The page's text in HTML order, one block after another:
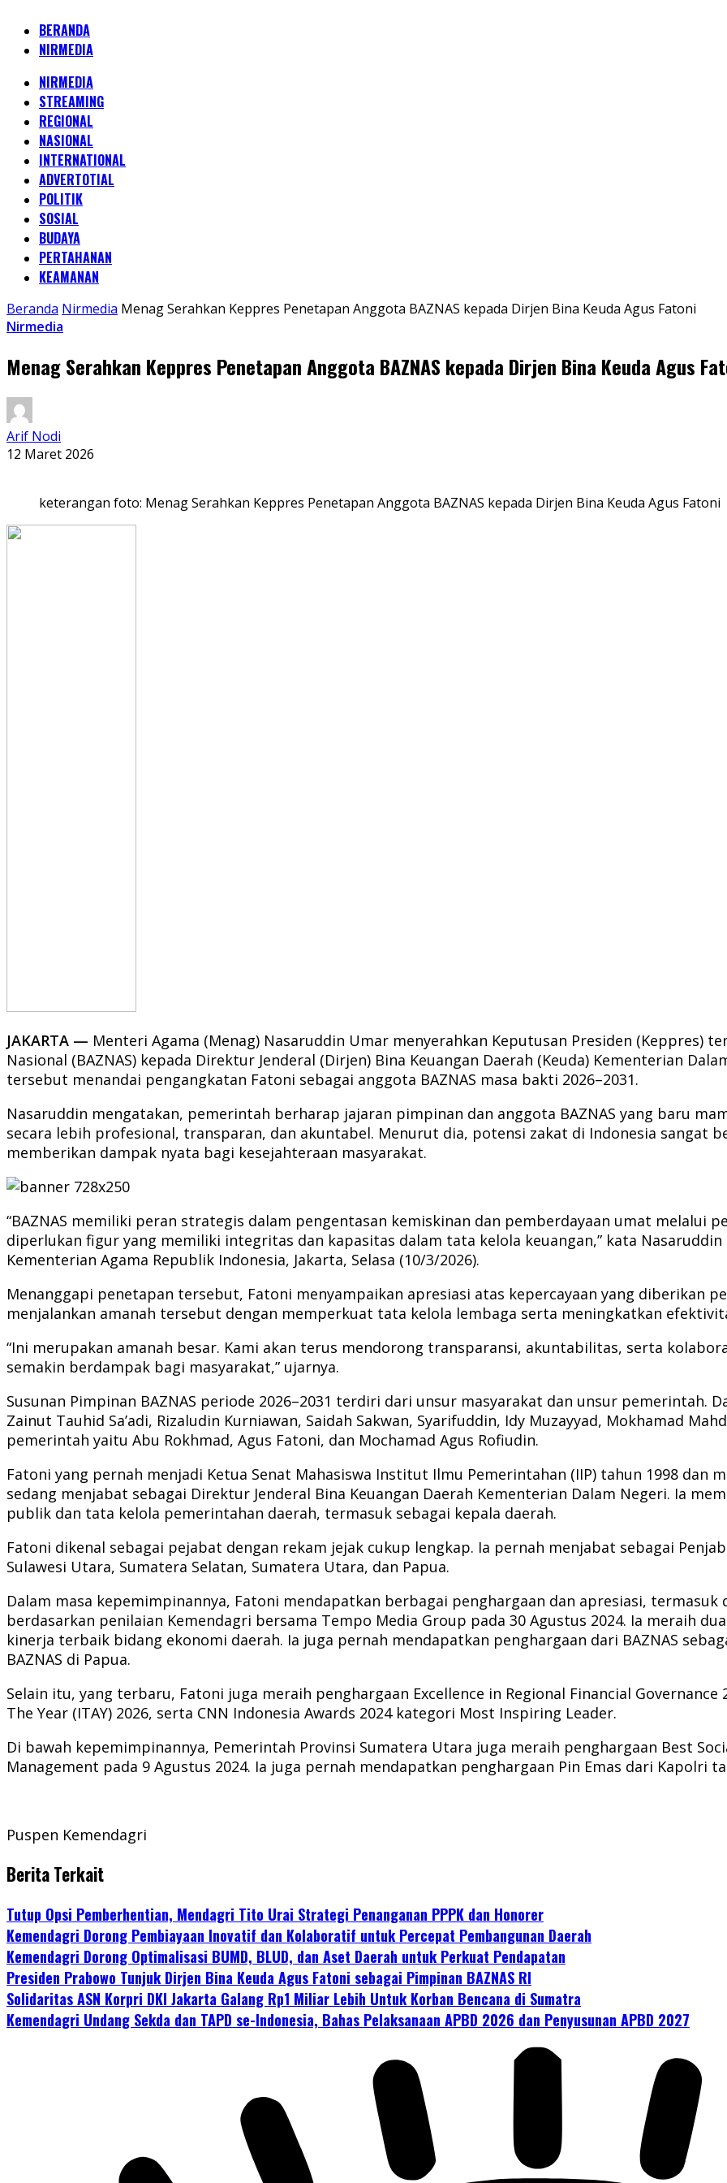
BERANDA
NIRMEDIA
NIRMEDIA
STREAMING
REGIONAL
NASIONAL
INTERNATIONAL
ADVERTOTIAL
POLITIK
SOSIAL
BUDAYA
PERTAHANAN
KEAMANAN
Beranda Nirmedia Menag Serahkan Keppres Penetapan Anggota BAZNAS kepada Dirjen Bina Keuda Agus Fatoni
Nirmedia
Menag Serahkan Keppres Penetapan Anggota BAZNAS kepada Dirjen Bina Keuda Agus
Arif Nodi
12 Maret 2026
keterangan foto: Menag Serahkan Keppres Penetapan Anggota BAZNAS kepada Dirjen Bina Keuda Agus Fatoni
JAKARTA — Menteri Agama (Menag) Nasaruddin Umar menyerahkan Keputusan Presiden (Keppres)
Nasional (BAZNAS) kepada Direktur Jenderal (Dirjen) Bina Keuangan Daerah (Keuda) Kementerian
tersebut menandai pengangkatan Fatoni sebagai anggota BAZNAS masa bakti 2026–2031.
Nasaruddin mengatakan, pemerintah berharap jajaran pimpinan dan anggota BAZNAS yang baru
secara lebih profesional, transparan, dan akuntabel. Menurut dia, potensi zakat di Indonesia sangat
memberikan dampak nyata bagi kesejahteraan masyarakat.
“BAZNAS memiliki peran strategis dalam pengentasan kemiskinan dan pemberdayaan umat melalui
diperlukan figur yang memiliki integritas dan kapasitas dalam tata kelola keuangan,” kata
Kementerian Agama Republik Indonesia, Jakarta, Selasa (10/3/2026).
Menanggapi penetapan tersebut, Fatoni menyampaikan apresiasi atas kepercayaan yang diberikan
menjalankan amanah tersebut dengan memperkuat tata kelola lembaga serta meningkatkan
“Ini merupakan amanah besar. Kami akan terus mendorong transparansi, akuntabilitas, serta
semakin berdampak bagi masyarakat,” ujarnya.
Susunan Pimpinan BAZNAS periode 2026–2031 terdiri dari unsur masyarakat dan unsur pemerintah.
Zainut Tauhid Sa’adi, Rizaludin Kurniawan, Saidah Sakwan, Syarifuddin, Idy Muzayyad, Mokhamad
pemerintah yaitu Abu Rokhmad, Agus Fatoni, dan Mochamad Agus Rofiudin.
Fatoni yang pernah menjadi Ketua Senat Mahasiswa Institut Ilmu Pemerintahan (IIP) tahun 1998 dan
sedang menjabat sebagai Direktur Jenderal Bina Keuangan Daerah Kementerian Dalam Negeri. Ia
publik dan tata kelola pemerintahan daerah, termasuk sebagai kepala daerah.
Fatoni dikenal sebagai pejabat dengan rekam jejak cukup lengkap. Ia pernah menjabat sebagai
Sulawesi Utara, Sumatera Selatan, Sumatera Utara, dan Papua.
Dalam masa kepemimpinannya, Fatoni mendapatkan berbagai penghargaan dan apresiasi,
berdasarkan penilaian Kemendagri bersama Tempo Media Group pada 30 Agustus 2024. Ia meraih
kinerja terbaik bidang ekonomi daerah. Ia juga pernah mendapatkan penghargaan dari BAZNAS
BAZNAS di Papua.
Selain itu, yang terbaru, Fatoni juga meraih penghargaan Excellence in Regional Financial
The Year (ITAY) 2026, serta CNN Indonesia Awards 2024 kategori Most Inspiring Leader.
Di bawah kepemimpinannya, Pemerintah Provinsi Sumatera Utara juga meraih penghargaan Best
Management pada 9 Agustus 2024. Ia juga pernah mendapatkan penghargaan Pin Emas dari Kapolri
Puspen Kemendagri
Berita Terkait
Tutup Opsi Pemberhentian, Mendagri Tito Urai Strategi Penanganan PPPK dan Honorer
Kemendagri Dorong Pembiayaan Inovatif dan Kolaboratif untuk Percepat Pembangunan Daerah
Kemendagri Dorong Optimalisasi BUMD, BLUD, dan Aset Daerah untuk Perkuat Pendapatan
Presiden Prabowo Tunjuk Dirjen Bina Keuda Agus Fatoni sebagai Pimpinan BAZNAS RI
Solidaritas ASN Korpri DKI Jakarta Galang Rp1 Miliar Lebih Untuk Korban Bencana di Sumatra
Kemendagri Undang Sekda dan TAPD se-Indonesia, Bahas Pelaksanaan APBD 2026 dan Penyusunan APBD 2027